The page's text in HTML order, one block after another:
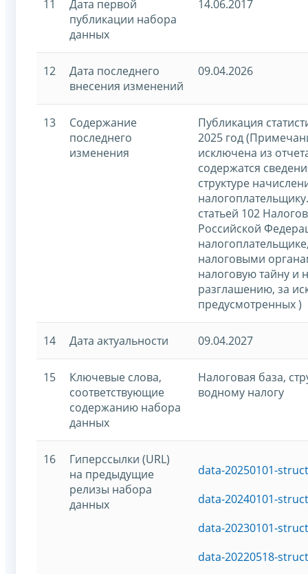
11
Дата первой
публикации набора
данных
14.06.2017
12
Дата последнего
внесения изменений
09.04.2026
13
Содержание
последнего
изменения
Публикация
2025 год
исключена из
содержатся
структуре
статьей 102
Российской
налоговыми
налоговую тайну и
разглашению, за
предусмотренных )
14 Дата актуальности 09.04.2027
15
Ключевые слова,
соответствующие
содержанию набора
данных
Налоговая база,
водному налогу
16
Гиперссылки (URL)
на предыдущие
релизы набора
данных
data-20250101-
data-20240101-
data-20230101-
data-20220518-